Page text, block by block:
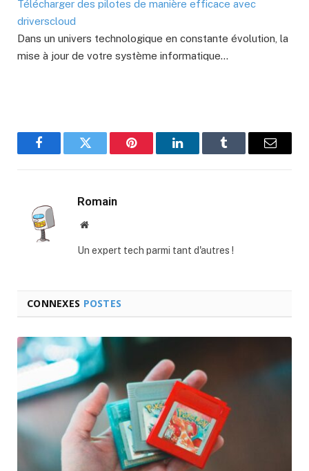
Télécharger des pilotes de manière efficace avec
driverscloud
Dans un univers technologique en constante évolution, la
mise à jour de votre système informatique…
FacebookTwitter Pinterest LinkedInTumblr
E-
Romain
Site
Un expert tech parmi tant d'autres !
CONNEXES POSTES